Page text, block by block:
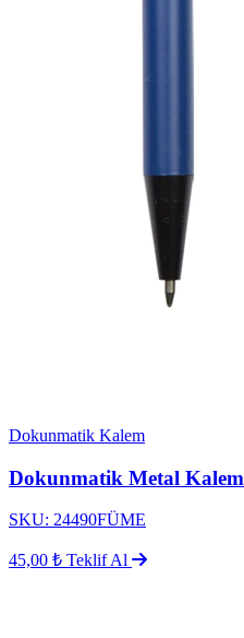
Dokunmatik Kalem
Dokunmatik Metal Kalem
SKU: 24490FÜME
45,00 ₺ Teklif Al